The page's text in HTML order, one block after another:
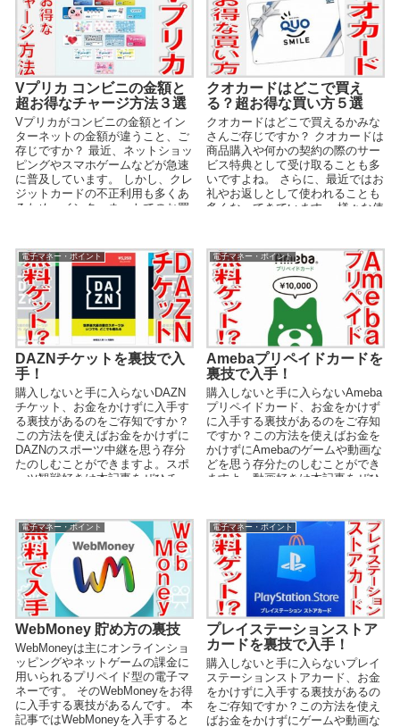
Vプリカ コンビニの金額と
超お得なチャージ方法３選
Vプリカがコンビニの金額とイン
ターネットの金額が違うこと、ご
存じですか？ 最近、ネットショッ
ピングやスマホゲームなどが急速
に普及しています。 しかし、クレ
ジットカードの不正利用も多くあ
るため、インターネットでのお買
クオカードはどこで買え
る？超お得な買い方５選
クオカードはどこで買えるかみな
さんご存じですか？ クオカードは
商品購入や何かの契約の際のサー
ビス特典として受け取ることも多
いですよね。 さらに、最近ではお
礼やお返しとして使われることも
多くなってきています。 様々な使
電子マネー・ポイント
DAZNチケットを裏技で入
手！
購入しないと手に入らないDAZN
チケット、お金をかけずに入手す
る裏技があるのをご存知ですか？
この方法を使えばお金をかけずに
DAZNのスポーツ中継を思う存分
たのしむことができますよ。スポ
ーツ観戦好きは本記事をぜひチェ
電子マネー・ポイント
Amebaプリペイドカードを
裏技で入手！
購入しないと手に入らないAmeba
プリペイドカード、お金をかけず
に入手する裏技があるのをご存知
ですか？この方法を使えばお金を
かけずにAmebaのゲームや動画な
どを思う存分たのしむことができ
ますよ。動画好きは本記事をぜひ
電子マネー・ポイント
WebMoney 貯め方の裏技
WebMoneyは主にオンラインショ
ッピングやネットゲームの課金に
用いられるプリペイド型の電子マ
ネーです。 そのWebMoneyをお得
に入手する裏技があるんです。 本
記事ではWebMoneyを入手すると
電子マネー・ポイント
プレイステーションストア
カードを裏技で入手！
購入しないと手に入らないプレイ
ステーションストアカード、お金
をかけずに入手する裏技があるの
をご存知ですか？この方法を使え
ばお金をかけずにゲームや動画な